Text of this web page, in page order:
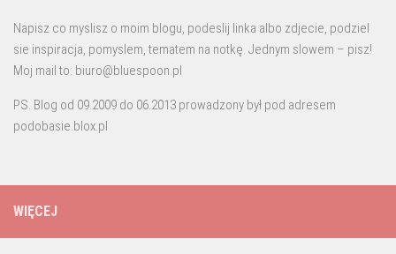
Napisz co myslisz o moim blogu, podeslij linka albo zdjecie, podziel
sie inspiracja, pomyslem, tematem na notkę. Jednym slowem – pisz!
Moj mail to: biuro@bluespoon.pl
PS. Blog od 09.2009 do 06.2013 prowadzony był pod adresem
podobasie.blox.pl
WIĘCEJ